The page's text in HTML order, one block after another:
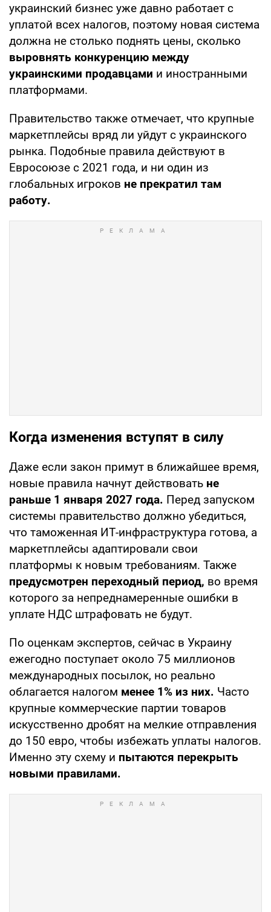
украинский бизнес уже давно работает с
уплатой всех налогов, поэтому новая система
должна не столько поднять цены, сколько
выровнять конкуренцию между
украинскими продавцами и иностранными
платформами.
Правительство также отмечает, что крупные
маркетплейсы вряд ли уйдут с украинского
рынка. Подобные правила действуют в
Евросоюзе с 2021 года, и ни один из
глобальных игроков не прекратил там
работу.
Когда изменения вступят в силу
Даже если закон примут в ближайшее время,
новые правила начнут действовать не
раньше 1 января 2027 года. Перед запуском
системы правительство должно убедиться,
что таможенная ИТ-инфраструктура готова, а
маркетплейсы адаптировали свои
платформы к новым требованиям. Также
предусмотрен переходный период, во время
которого за непреднамеренные ошибки в
уплате НДС штрафовать не будут.
По оценкам экспертов, сейчас в Украину
ежегодно поступает около 75 миллионов
международных посылок, но реально
облагается налогом менее 1% из них. Часто
крупные коммерческие партии товаров
искусственно дробят на мелкие отправления
до 150 евро, чтобы избежать уплаты налогов.
Именно эту схему и пытаются перекрыть
новыми правилами.